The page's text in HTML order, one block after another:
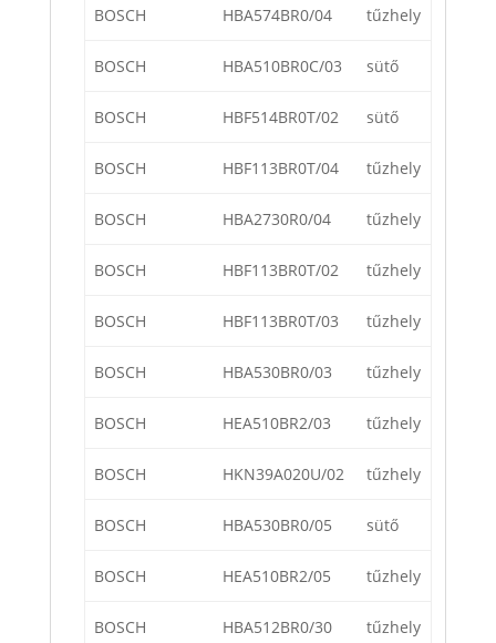
BOSCH HBA574BR0/04 tűzhely
BOSCH HBA510BR0C/03 sütő
BOSCH HBF514BR0T/02 sütő
BOSCH HBF113BR0T/04 tűzhely
BOSCH HBA2730R0/04 tűzhely
BOSCH HBF113BR0T/02 tűzhely
BOSCH HBF113BR0T/03 tűzhely
BOSCH HBA530BR0/03 tűzhely
BOSCH HEA510BR2/03 tűzhely
BOSCH HKN39A020U/02 tűzhely
BOSCH HBA530BR0/05 sütő
BOSCH HEA510BR2/05 tűzhely
BOSCH HBA512BR0/30 tűzhely